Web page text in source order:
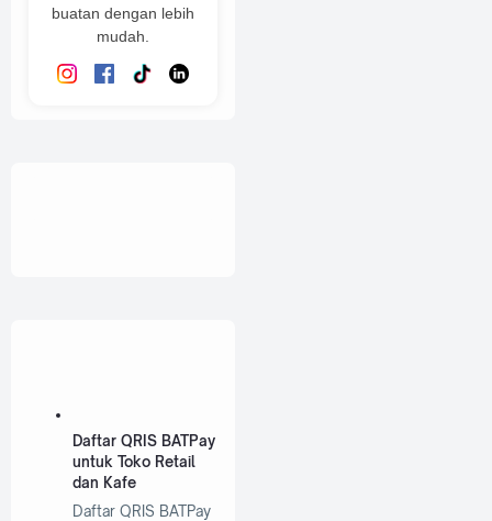
buatan dengan lebih
mudah.
Daftar QRIS BATPay
untuk Toko Retail
dan Kafe
Daftar QRIS BATPay